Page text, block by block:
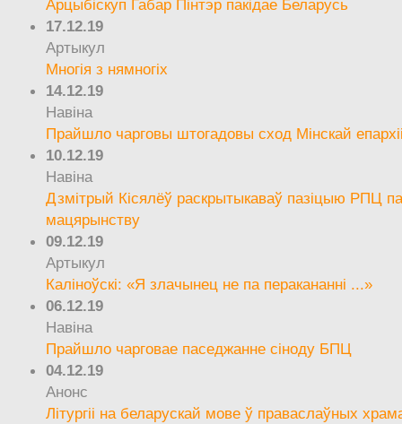
Арцыбіскуп Габар Пінтэр пакідае Беларусь
17.12.19
Артыкул
Многія з нямногіх
14.12.19
Навіна
Прайшло чарговы штогадовы сход Мінскай
10.12.19
Навіна
Дзмітрый Кісялёў раскрытыкаваў пазіцыю РПЦ
мацярынству
09.12.19
Артыкул
Каліноўскі: «Я злачынец не па перакананні ...»
06.12.19
Навіна
Прайшло чарговае паседжанне сіноду БПЦ
04.12.19
Анонс
Літургіі на беларускай мове ў праваслаўных